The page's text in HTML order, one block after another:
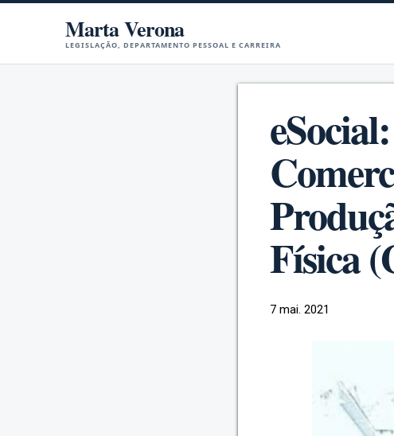
Marta Verona
LEGISLAÇÃO, DEPARTAMENTO PESSOAL E CARREIRA
Física
7 mai. 2021